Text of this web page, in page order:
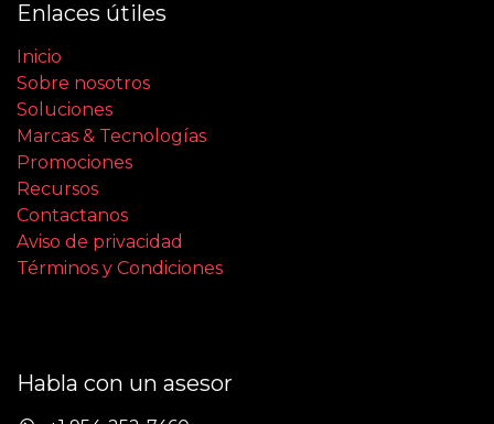
Enlaces útiles
Inicio
Sobre nosotros
Soluciones
Marcas & Tecnologías
Promociones
Recursos
Contactanos
Aviso de privacidad
Términos y Condiciones
Habla con un asesor